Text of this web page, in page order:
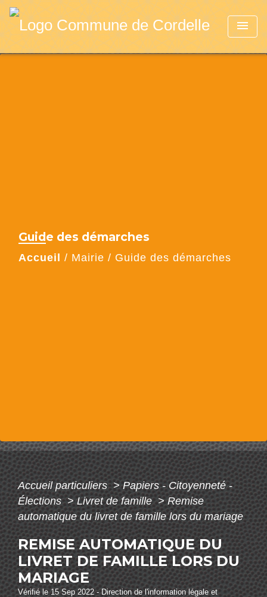
menu
Guide des démarches
Accueil / Mairie / Guide des démarches
Accueil particuliers> Papiers - Citoyenneté -
Élections> Livret de famille> Remise
automatique du livret de famille lors du mariage
REMISE AUTOMATIQUE DU
LIVRET DE FAMILLE LORS DU
MARIAGE
Vérifié le 15 Sep 2022 - Direction de l'information légale et